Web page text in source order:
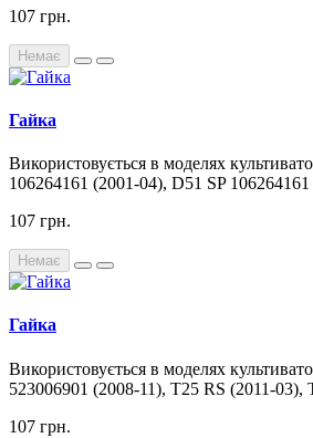
107 грн.
Немає
Гайка
Використовується в моделях
106264161 (2001-04), D51 SP
107 грн.
Немає
Гайка
Використовується в моделях
523006901 (2008-11), T25 RS (2011-03),
107 грн.